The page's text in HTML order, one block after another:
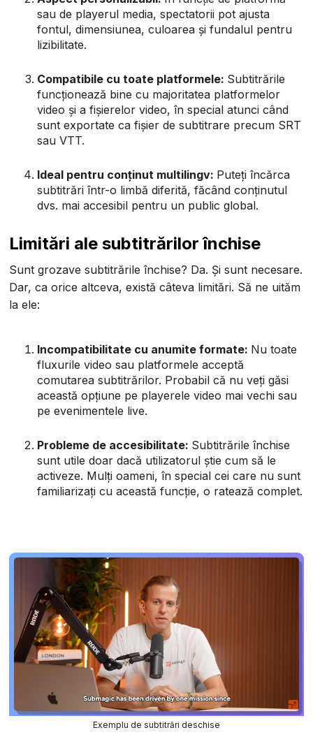
sau de playerul media, spectatorii pot ajusta
fontul, dimensiunea, culoarea și fundalul pentru
lizibilitate.
Compatibile cu toate platformele: Subtitrările
funcționează bine cu majoritatea platformelor
video și a fișierelor video, în special atunci când
sunt exportate ca fișier de subtitrare precum SRT
sau VTT.
Ideal pentru conținut multilingv: Puteți încărca
subtitrări într-o limbă diferită, făcând conținutul
dvs. mai accesibil pentru un public global.
Limitări ale subtitrărilor închise
Sunt grozave subtitrările închise? Da. Și sunt necesare.
Dar, ca orice altceva, există câteva limitări. Să ne uităm
la ele:
Incompatibilitate cu anumite formate: Nu toate
fluxurile video sau platformele acceptă
comutarea subtitrărilor. Probabil că nu veți găsi
această opțiune pe playerele video mai vechi sau
pe evenimentele live.
Probleme de accesibilitate: Subtitrările închise
sunt utile doar dacă utilizatorul știe cum să le
activeze. Mulți oameni, în special cei care nu sunt
familiarizați cu această funcție, o ratează complet.
Exemplu de subtitrări deschise